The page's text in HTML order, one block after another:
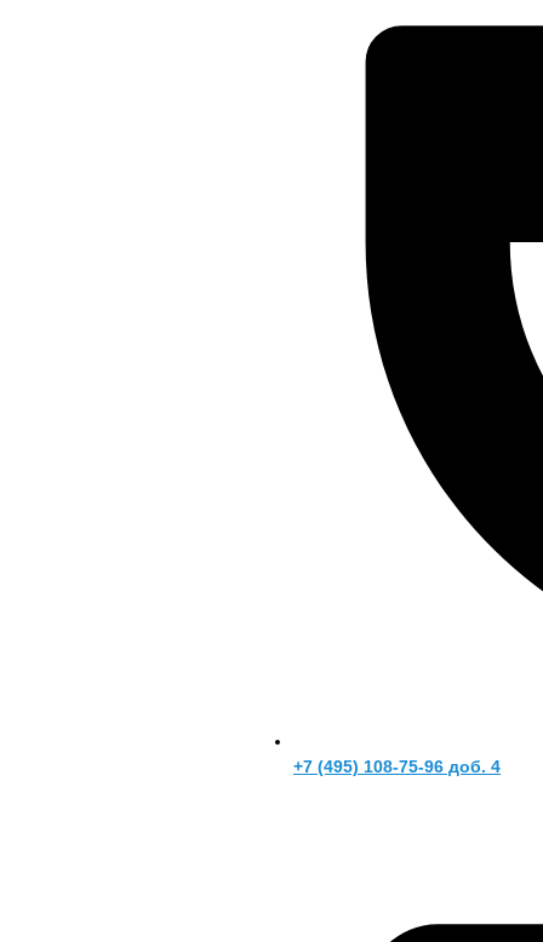
+7 (495) 108-75-96 доб. 4